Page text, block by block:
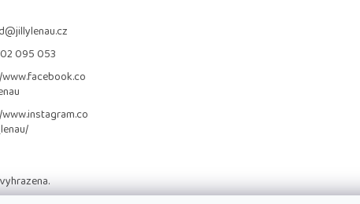
@jillylenau.cz
095 053